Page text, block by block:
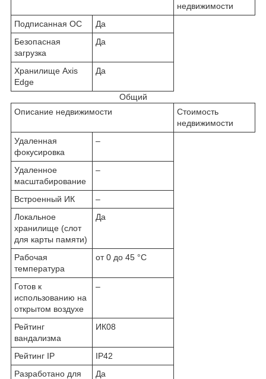
недвижимости
Подписанная ОС
Да
Безопасная
загрузка
Да
Хранилище Axis
Edge
Да
Общий
Описание недвижимости
Стоимость
недвижимости
Удаленная
фокусировка
–
Удаленное
масштабирование
–
Встроенный ИК
–
Локальное
хранилище (слот
для карты памяти)
Да
Рабочая
температура
от 0 до 45 °С
Готов к
использованию на
открытом воздухе
–
Рейтинг
вандализма
ИК08
Рейтинг IP
IP42
Разработано для
Да